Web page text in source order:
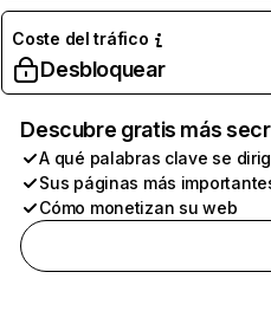
Coste del tráfico
Desbloquear
Descubre gratis más
A qué palabras clave se
Sus páginas más
Cómo monetizan su web